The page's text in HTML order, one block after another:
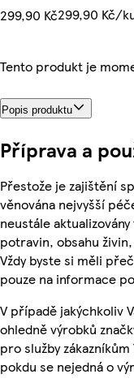
299,90 Kč299,90 Kč/
Tento produkt je
Popis produktu
Příprava a
Přestože je zajištění
věnována nejvyšší
neustále
potravin, obsahu
Vždy byste si měli
pouze na informace
V případě jakýchkoliv
ohledně výrobků
pro služby
pokdu se nejedná o